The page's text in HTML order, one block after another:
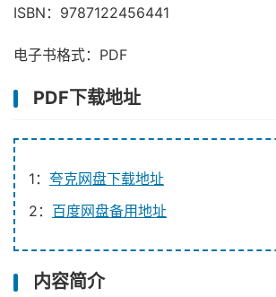
ISBN：9787122456441
电子书格式：PDF
PDF下载地址
1： 夸克网盘下载地址
2： 百度网盘备用地址
内容简介